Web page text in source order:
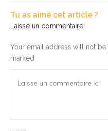
Tu as aimé cet article ?
Laisse un commentaire
Your email address will not be
marked